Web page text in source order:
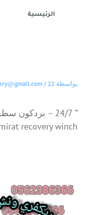
الرئيسية
بواسطة /22 أكتوبر، 2025
recovery winch “